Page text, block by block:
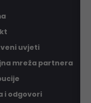
uvjeti
mreža partnera
i odgovori